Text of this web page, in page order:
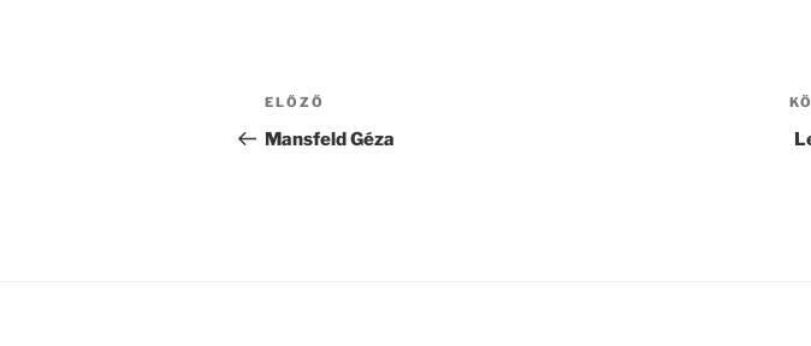
Bejegyzés
navigáció
Korábbi
bejegyzés
ELŐZŐ
Mansfeld Géza